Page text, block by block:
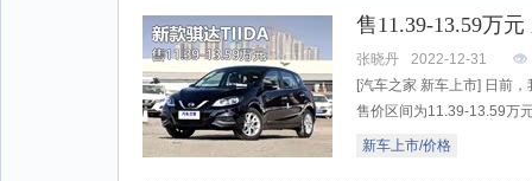
售11.39-13.59万
张晓丹
2022-12-31
[汽车之家 新车上市] 日前
售价区间为11.39-13.59万
新车上市/价格